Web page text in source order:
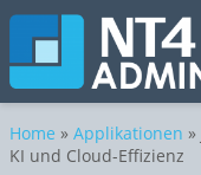
Home » Applikationen »
KI und Cloud-Effizienz